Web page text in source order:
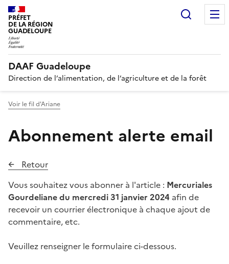
PRÉFET
DE LA RÉGION
GUADELOUPE
DAAF Guadeloupe
Direction de l’alimentation, de l’agriculture et de la forêt
Voir le fil d'Ariane
Abonnement alerte email
Retour
Vous souhaitez vous abonner à l'article : Mercuriales
Gourdeliane du mercredi 31 janvier 2024 afin de
recevoir un courrier électronique à chaque ajout de
commentaire, etc.
Veuillez renseigner le formulaire ci-dessous.